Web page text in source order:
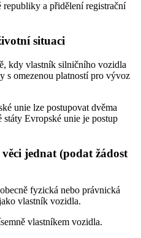
a přidělení registrační
situaci
kdy vlastník silničního vozidla
s omezenou platností pro vývoz
unie lze postupovat dvěma
státy Evropské unie je postup
jednat (podat žádost
fyzická nebo právnická
vlastník vozidla.
vlastníkem vozidla.